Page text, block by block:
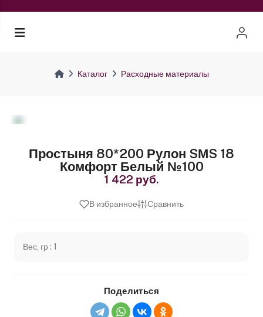
Каталог Расходные материалы
Простыня 80*200 Рулон SМS 18
Комфорт Белый №100
1 422 руб.
В избранное Сравнить
Вес, гр : 1
Поделиться